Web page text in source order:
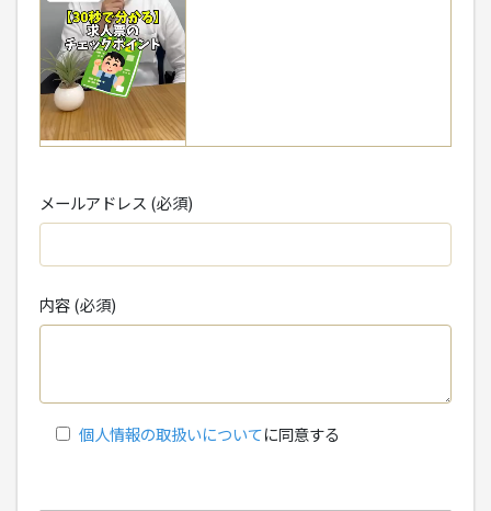
メールアドレス (必須)
内容 (必須)
個人情報の取扱いについてに同意する